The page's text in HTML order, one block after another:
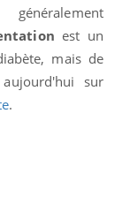
est un
mais de
sur
.